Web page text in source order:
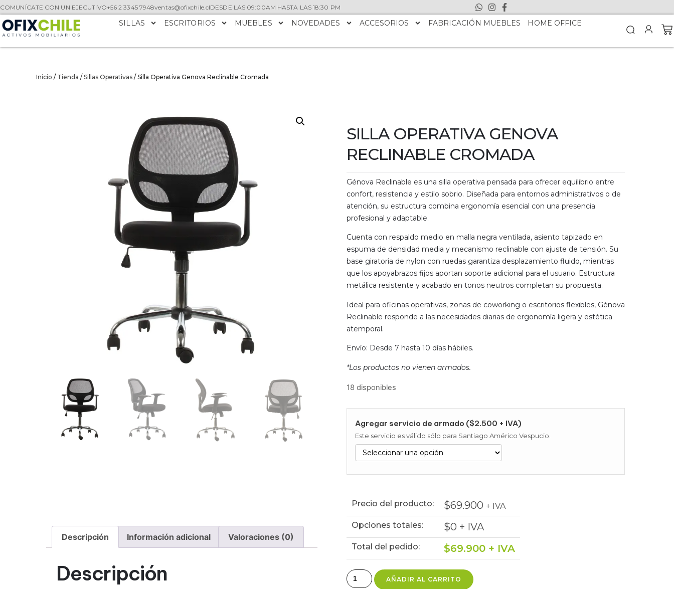
COMUNÍCATE CON UN EJECUTIVO+56 2 3345 7948ventas@ofixchile.clDESDE LAS 09:00AM HASTA LAS 18:30 PM
SILLAS ESCRITORIOS MUEBLES NOVEDADES ACCESORIOS FABRICACIÓN MUEBLES HOME OFFICE
Inicio / Tienda / Sillas Operativas / Silla Operativa Genova Reclinable Cromada
Descripción Información adicional Valoraciones (0)
Descripción
SILLA OPERATIVA GENOVA
RECLINABLE CROMADA
Génova Reclinable es una silla operativa pensada para ofrecer equilibrio entre
confort, resistencia y estilo sobrio. Diseñada para entornos administrativos o de
atención, su estructura combina ergonomía esencial con una presencia
profesional y adaptable.
Cuenta con respaldo medio en malla negra ventilada, asiento tapizado en
espuma de densidad media y mecanismo reclinable con ajuste de tensión. Su
base giratoria de nylon con ruedas garantiza desplazamiento fluido, mientras
que los apoyabrazos fijos aportan soporte adicional para el usuario. Estructura
metálica resistente y acabado en tonos neutros completan su propuesta.
Ideal para oficinas operativas, zonas de coworking o escritorios flexibles, Génova
Reclinable responde a las necesidades diarias de ergonomía ligera y estética
atemporal.
Envío: Desde 7 hasta 10 días hábiles.
*Los productos no vienen armados.
18 disponibles
Agregar servicio de armado ($2.500 + IVA)
Este servicio es válido sólo para Santiago Américo Vespucio.
Precio del producto: $69.900 + IVA
Opciones totales:
$0 + IVA
Total del pedido: $69.900+ IVA
AÑADIR AL CARRITO